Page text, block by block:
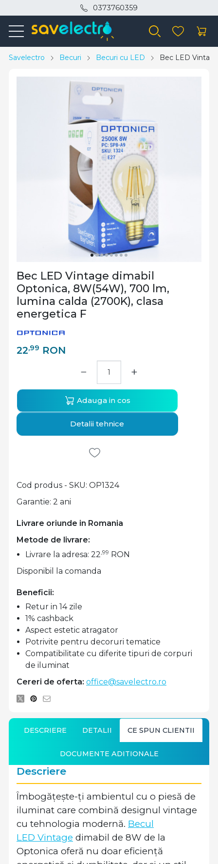
0373760359
Savelectro Becuri Becuri cu LED Bec LED
Bec LED Vintage dimabil
Optonica, 8W(54W), 700 lm,
lumina calda (2700K), clasa
energetica F
22,99 RON
Livrare oriunde in Romania
Cod produs - SKU OP1324
Metode de livrare:
Livrare la adresa: 22,99 RON
Disponibil la comanda
− +
Adauga in cos
Detalii tehnice
Garantie: 2 ani
Beneficii:
Retur in 14 zile
1% cashback
Aspect estetic atragator
Potrivite pentru decoruri tematice
Compatibilitate cu diferite tipuri de corpuri
de iluminat
Cereri de oferta: office@savelectro.ro
DESCRIERE DETALII CE SPUN CLIENTII
DOCUMENTE ADITIONALE
Descriere
Îmbogățește-ți ambientul cu o piesă de
iluminat care combină designul vintage
cu tehnologia modernă. Becul
LED Vintage dimabil de 8W de la
Optonica oferă nu doar eficiență